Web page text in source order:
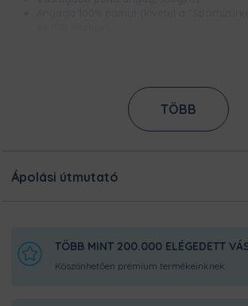
élénk színű, szellőzik és évekig
Nem nyúlik és nem zsugorodik
Ezt a terméket a kínálatunkban
azon dolgoznak, hogy minél gyorsabban
rendeléseddel, és még frissen és
TÖBB
Ápolási útmutató
TÖBB MINT 200.000 ELÉGEDETT
Köszönhetően prémium termékeinknek